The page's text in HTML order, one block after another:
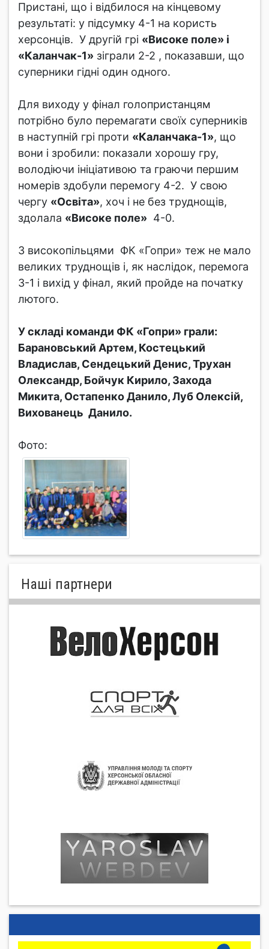
Пристані, що і відбилося на кінцевому
результаті: у підсумку 4-1 на користь
херсонців. У другій грі «Високе поле» і
«Каланчак-1» зіграли 2-2 , показавши, що
суперники гідні один одного.
Для виходу у фінал голопристанцям
потрібно було перемагати своїх суперників
в наступній грі проти «Каланчака-1», що
вони і зробили: показали хорошу гру,
володіючи ініціативою та граючи першим
номерів здобули перемогу 4-2. У свою
чергу «Освіта», хоч і не без труднощів,
здолала «Високе поле» 4-0.
З високопільцями ФК «Гопри» теж не мало
великих труднощів і, як наслідок, перемога
3-1 і вихід у фінал, який пройде на початку
лютого.
У складі команди ФК «Гопри» грали:
Барановський Артем, Костецький
Владислав, Сендецький Денис, Трухан
Олександр, Бойчук Кирило, Захода
Микита, Остапенко Данило, Луб Олексій,
Вихованець Данило.
Фото:
Нашi партнери